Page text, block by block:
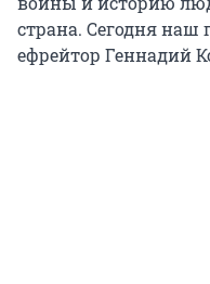
страна. Сегодня наш
ефрейтор Геннадий